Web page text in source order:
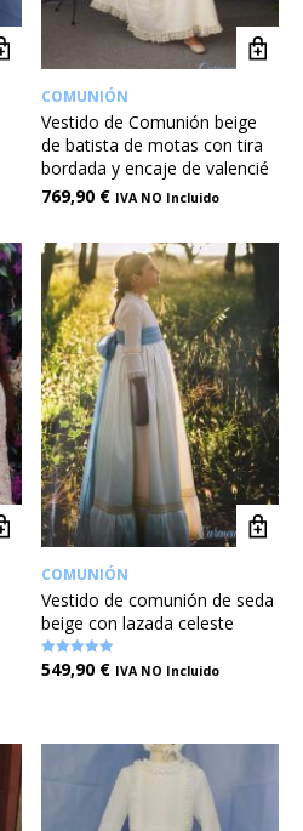
COMUNIÓN
Vestido de Comunión beige
de batista de motas con tira
bordada y encaje de valencié
769,90 € IVA NO Incluido
COMUNIÓN
Vestido de comunión de seda
beige con lazada celeste
Valorado en
5.00
549,90 € IVA NO Incluido